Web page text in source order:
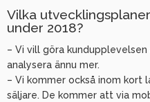
Vilka
under 2018?
– Vi vill göra
analysera ännu mer.
– Vi kommer också inom kort
säljare. De kommer att via